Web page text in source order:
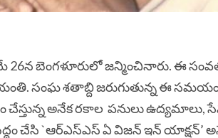
26న బెంగళూరులో జన్మించినారు. ఈ
సంఘ శతాబ్ది జరుగుతున్న ఈ
అనేక రకాల పనులు ఉద్యమాలు,
చేసి `ఆర్ఎస్ఎస్ ఏ విజన్ ఇన్ యాక్షన్’